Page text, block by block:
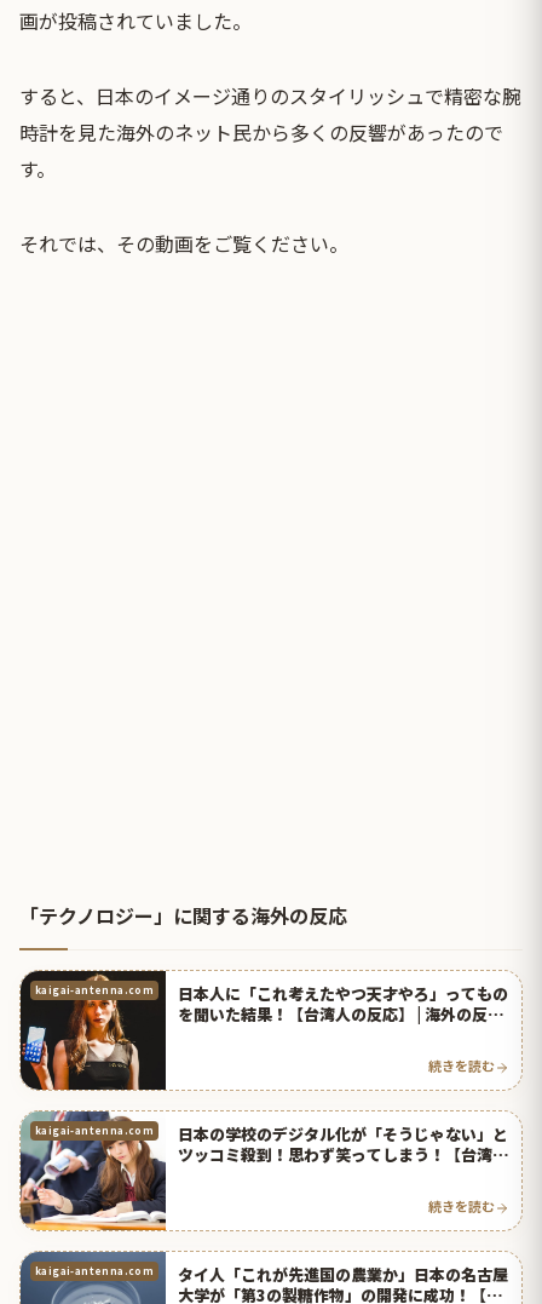
画が投稿されていました。
すると、日本のイメージ通りのスタイリッシュで精密な腕
時計を見た海外のネット民から多くの反響があったので
す。
それでは、その動画をご覧ください。
「テクノロジー」に関する海外の反応
kaigai-antenna.com
日本人に「これ考えたやつ天才やろ」ってもの
を聞いた結果！【台湾人の反応】 | 海外の反応
続きを読む
kaigai-antenna.com
日本の学校のデジタル化が「そうじゃない」と
ツッコミ殺到！思わず笑ってしまう！【台湾人
続きを読む
kaigai-antenna.com
タイ人「これが先進国の農業か」日本の名古屋
大学が「第3の製糖作物」の開発に成功！【タ